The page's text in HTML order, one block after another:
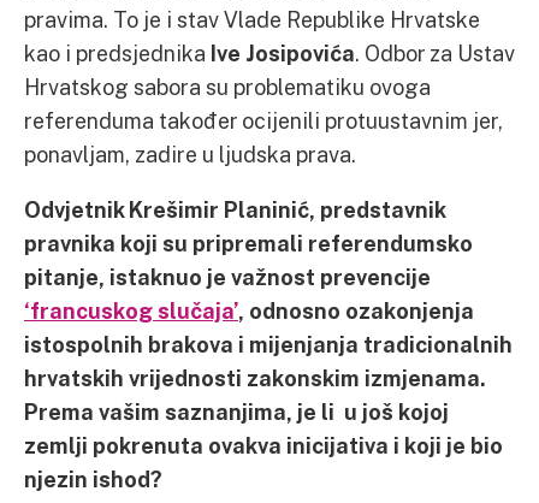
pravima. To je i stav Vlade Republike Hrvatske
kao i predsjednika Ive Josipovića. Odbor za Ustav
Hrvatskog sabora su problematiku ovoga
referenduma također ocijenili protuustavnim jer,
ponavljam, zadire u ljudska prava.
Odvjetnik Krešimir Planinić, predstavnik
pravnika koji su pripremali referendumsko
pitanje, istaknuo je važnost prevencije
‘francuskog slučaja’, odnosno ozakonjenja
istospolnih brakova i mijenjanja tradicionalnih
hrvatskih vrijednosti zakonskim izmjenama.
Prema vašim saznanjima, je li u još kojoj
zemlji pokrenuta ovakva inicijativa i koji je bio
njezin ishod?